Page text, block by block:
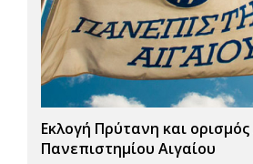
Εκλογή Πρύτανη και
Πανεπιστημίου Αιγαίου